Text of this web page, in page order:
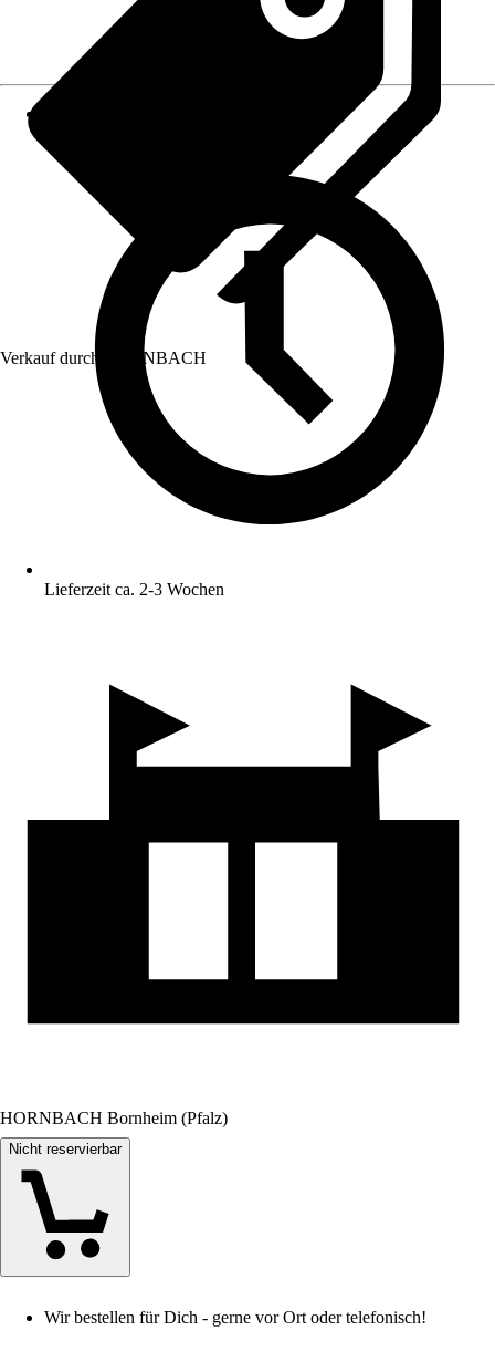
Verkauf durch: HORNBACH
Lieferzeit ca. 2-3 Wochen
HORNBACH Bornheim (Pfalz)
Nicht reservierbar
Wir bestellen für Dich - gerne vor Ort oder telefonisch!